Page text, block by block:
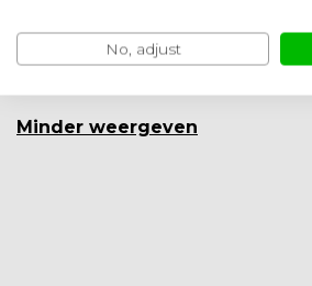
SKU
EAN
Minder weergeven
No, adjust